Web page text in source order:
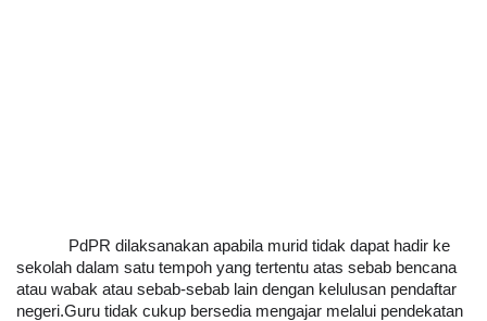
PdPR dilaksanakan apabila murid tidak dapat hadir ke
sekolah dalam satu tempoh yang tertentu atas sebab bencana
atau wabak atau sebab-sebab lain dengan kelulusan pendaftar
negeri.Guru tidak cukup bersedia mengajar melalui pendekatan